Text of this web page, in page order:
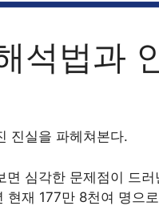
석법과
진실을 파헤쳐본다.
면 심각한 문제점이 드
재 177만 8천여 명으